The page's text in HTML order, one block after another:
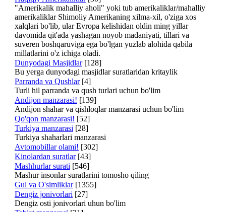
"Amerikalik mahalliy aholi" yoki tub amerikaliklar/mahalliy
amerikaliklar Shimoliy Amerikaning xilma-xil, o'ziga xos
xalqlari bo'lib, ular Evropa kelishidan oldin ming yillar
davomida qit'ada yashagan noyob madaniyati, tillari va
suveren boshqaruviga ega bo'lgan yuzlab alohida qabila
millatlarini o'z ichiga oladi.
Dunyodagi Masjidlar [128]
Bu yerga dunyodagi masjidlar suratlaridan kritaylik
Parranda va Qushlar [4]
Turli hil parranda va qush turlari uchun bo'lim
Andijon manzarasi! [139]
Andijon shahar va qishloqlar manzarasi uchun bo'lim
Qo'qon manzarasi! [52]
Turkiya manzarasi [28]
Turkiya shaharlari manzarasi
Avtomobillar olami! [302]
Kinolardan suratlar [43]
Mashhurlar surati [546]
Mashur insonlar suratlarini tomosho qiling
Gul va O'simliklar [1355]
Dengiz jonivorlari [27]
Dengiz osti jonivorlari uhun bo'lim